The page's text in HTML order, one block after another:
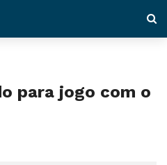
para jogo com o